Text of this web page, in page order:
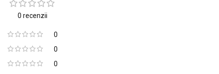
0 recenzii
0
0
0